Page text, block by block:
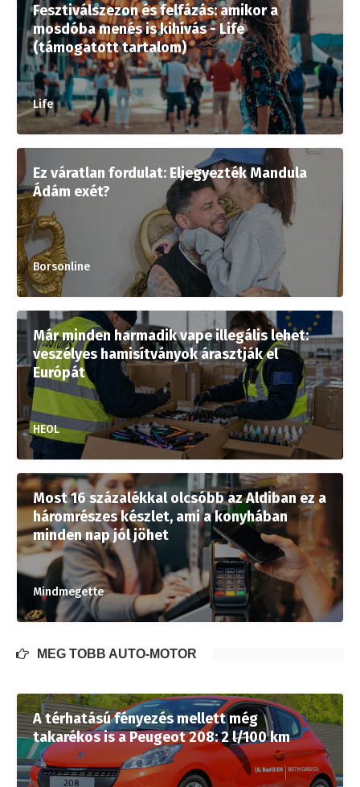
Fesztiválszezon és felfázás: amikor a
mosdóba menés is kihívás - Life
(támogatott tartalom)
Life
Ez váratlan fordulat: Eljegyezték Mandula
Ádám exét?
Borsonline
Már minden harmadik vape illegális lehet:
veszélyes hamisítványok árasztják el
Európát
HEOL
Most 16 százalékkal olcsóbb az Aldiban ez a
háromrészes készlet, ami a konyhában
minden nap jól jöhet
Mindmegette
MÉG TÖBB AUTÓ-MOTOR
A térhatású fényezés mellett még
takarékos is a Peugeot 208: 2 l/100 km